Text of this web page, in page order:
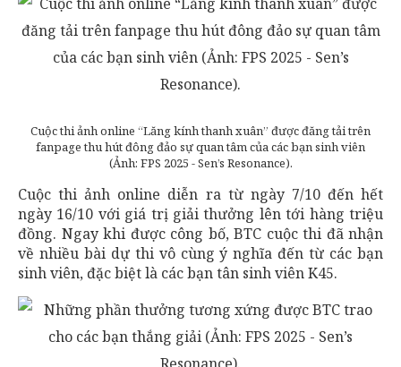
Cuộc thi ảnh online “Lăng kính thanh xuân” được đăng tải trên
fanpage thu hút đông đảo sự quan tâm của các bạn sinh viên
(Ảnh: FPS 2025 - Sen’s Resonance).
Cuộc thi ảnh online diễn ra từ ngày 7/10 đến hết
ngày 16/10 với giá trị giải thưởng lên tới hàng triệu
đồng. Ngay khi được công bố, BTC cuộc thi đã nhận
về nhiều bài dự thi vô cùng ý nghĩa đến từ các bạn
sinh viên, đặc biệt là các bạn tân sinh viên K45.